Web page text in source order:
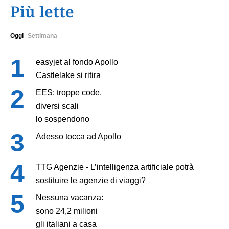
Più lette
Oggi Settimana
easyjet al fondo Apollo
Castlelake si ritira
EES: troppe code,
diversi scali
lo sospendono
Adesso tocca ad Apollo
TTG Agenzie - L’intelligenza artificiale potrà
sostituire le agenzie di viaggi?
Nessuna vacanza:
sono 24,2 milioni
gli italiani a casa